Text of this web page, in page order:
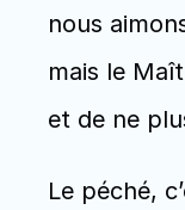
nous
mais le
et de ne
Le péché,